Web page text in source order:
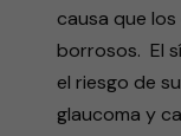
causa que
borrosos. El
el riesgo de
glaucoma y